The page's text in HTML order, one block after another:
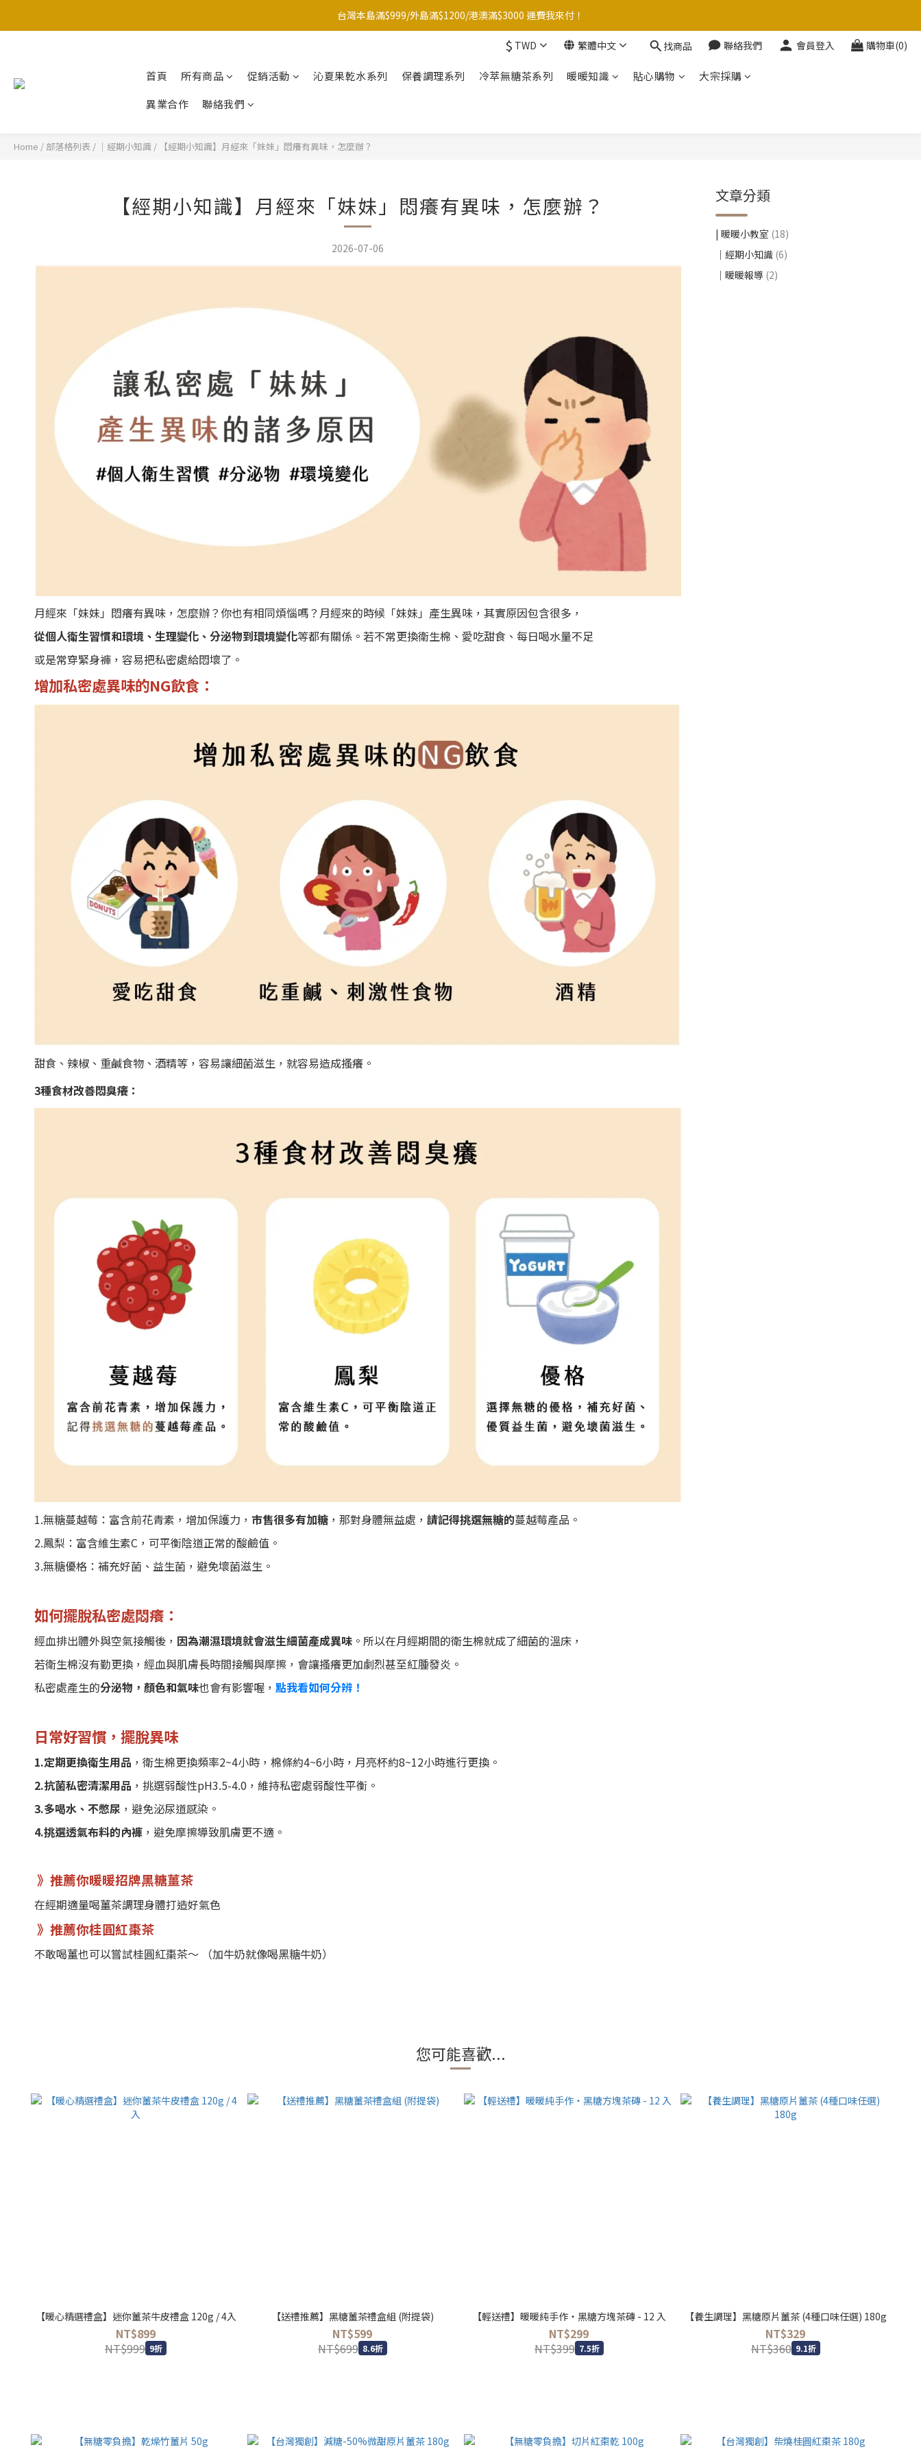
台灣本島滿$999/外島滿$1200/港澳滿$3000 運費我來付！
台灣本島滿$999/外島滿$1200/港澳滿$3000 運費我來付！
點☝️加入LINE官方帳號綁定好友再領取$50購物金
夏季滿額大放送！全館滿1500元贈暖暖防水購物袋~
$ TWD 繁體中文 找商品 聯絡我們 會員登入 購物車(0)
首頁 所有商品 促銷活動 沁夏果乾水系列 保養調理系列 冷萃無糖茶系列 暖暖知識 貼心購物
大宗採購
異業合作
聯絡我們
Home / 部落格列表 / ｜經期小知識 / 【經期小知識】月經來「妹妹」悶癢有異味，怎麼辦？
【經期小知識】月經來「妹妹」悶癢有異味，怎麼辦？
2026-07-06
月經來「妹妹」悶癢有異味，怎麼辦？你也有相同煩惱嗎？月經來的時候「妹妹」產生異味，其實原因包含很多，
從個人衛生習慣和環境、生理變化、分泌物到環境變化等都有關係。若不常更換衛生棉、愛吃甜食、每日喝水量不足
或是常穿緊身褲，容易把私密處給悶壞了。
增加私密處異味的NG飲食：
甜食、辣椒、重鹹食物、酒精等，容易讓細菌滋生，就容易造成搔癢。
3種食材改善悶臭癢：
1.無糖蔓越莓：富含前花青素，增加保護力， 市售很多有加糖 ，那對身體無益處， 請記得挑選無糖的蔓越莓產品。
2.鳳梨：富含維生素C，可平衡陰道正常的酸鹼值。
3.無糖優格：補充好菌、益生菌，避免壞菌滋生。
如何擺脫私密處悶癢：
經血排出體外與空氣接觸後， 因為潮濕環境就會滋生細菌產成異味 。所以在月經期間的衛生棉就成了細菌的溫床，
若衛生棉沒有勤更換，經血與肌膚長時間接觸與摩擦，會讓搔癢更加劇烈甚至紅腫發炎。
私密處產生的分泌物，顏色和氣味也會有影響喔， 點我看如何分辨！
日常好習慣，擺脫異味
1.定期更換衛生用品 ，衛生棉更換頻率2~4小時，棉條約4~6小時，月亮杯約8~12小時進行更換。
2.抗菌私密清潔用品 ，挑選弱酸性pH3.5-4.0，維持私密處弱酸性平衡。
3.多喝水、不憋尿 ，避免泌尿道感染。
4.挑選透氣布料的內褲 ，避免摩擦導致肌膚更不適。
》推薦你暖暖招牌黑糖薑茶
在經期適量喝薑茶調理身體打造好氣色
》推薦你桂圓紅棗茶
不敢喝薑也可以嘗試桂圓紅棗茶～ （加牛奶就像喝黑糖牛奶）
文章分類
| 暖暖小教室 (18)
｜經期小知識 (6)
｜暖暖報導 (2)
您可能喜歡...
【暖心精選禮盒】迷你薑茶牛皮禮盒 120g / 4入
NT$899
NT$999 9折
【送禮推薦】黑糖薑茶禮盒組 (附提袋)
NT$599
NT$699 8.6折
【輕送禮】暖暖純手作・黑糖方塊茶磚 - 12 入
NT$299
NT$399 7.5折
【養生調理】黑糖原片薑茶 (4種口味任選) 180g
NT$329
NT$360 9.1折